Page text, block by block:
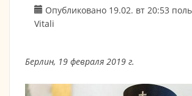
Опубликовано 19.02. вт 20:53
Vitali
Берлин, 19 февраля 2019 г.